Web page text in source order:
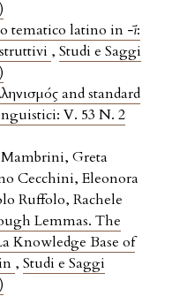
tematico latino in -ī:
, Studi e Saggi
and standard
V. 53 N. 2
Mambrini, Greta
Cecchini, Eleonora
Ruffolo, Rachele
Lemmas. The
Knowledge Base of
, Studi e Saggi